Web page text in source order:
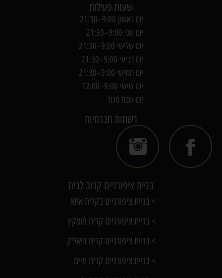
שעות פעילות
יום ראשון 9:00–21:30
יום שני 9:00–21:30
יום שלישי 9:00–21:30
יום רביעי 9:00–21:30
יום חמישי 9:00–21:30
יום שישי 9:00–12:00
יום שבת סגור
רשתות חברתיות
בניית ציפורניים קרוב לבית
> בניית ציפורניים בקרית אתא
> בניית ציפורניים קרית מוצקין
> בניית ציפורניים קרית ביאליק
> בניית ציפורניים קרית חיים